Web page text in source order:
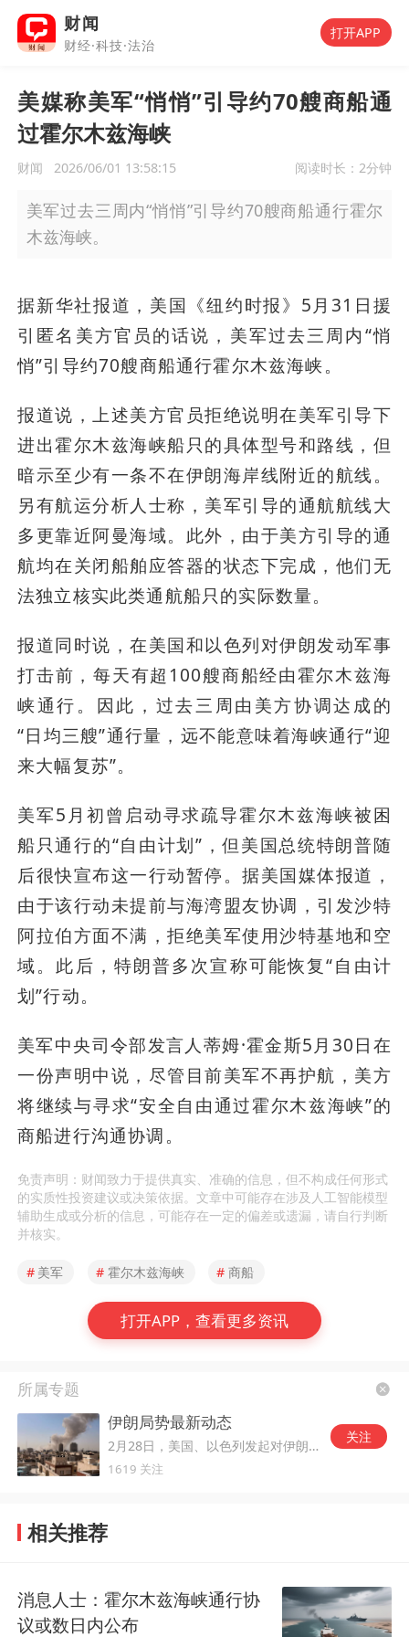
财闻
财经·科技·法治
打开APP
美媒称美军“悄悄”引导约70艘商船通
过霍尔木兹海峡
财闻 2026/06/01 13:58:15 阅读时长： 2分钟
美军过去三周内“悄悄”引导约70艘商船通行霍尔
木兹海峡。
据新华社报道，美国《纽约时报》5月31日援
引匿名美方官员的话说，美军过去三周内“悄
悄”引导约70艘商船通行霍尔木兹海峡。
报道说，上述美方官员拒绝说明在美军引导下
进出霍尔木兹海峡船只的具体型号和路线，但
暗示至少有一条不在伊朗海岸线附近的航线。
另有航运分析人士称，美军引导的通航航线大
多更靠近阿曼海域。此外，由于美方引导的通
航均在关闭船舶应答器的状态下完成，他们无
法独立核实此类通航船只的实际数量。
报道同时说，在美国和以色列对伊朗发动军事
打击前，每天有超100艘商船经由霍尔木兹海
峡通行。因此，过去三周由美方协调达成的
“日均三艘”通行量，远不能意味着海峡通行“迎
来大幅复苏”。
美军5月初曾启动寻求疏导霍尔木兹海峡被困
船只通行的“自由计划”，但美国总统特朗普随
后很快宣布这一行动暂停。据美国媒体报道，
由于该行动未提前与海湾盟友协调，引发沙特
阿拉伯方面不满，拒绝美军使用沙特基地和空
域。此后，特朗普多次宣称可能恢复“自由计
划”行动。
美军中央司令部发言人蒂姆·霍金斯5月30日在
一份声明中说，尽管目前美军不再护航，美方
将继续与寻求“安全自由通过霍尔木兹海峡”的
商船进行沟通协调。
免责声明：财闻致力于提供真实、准确的信息，但不构成任何形式
的实质性投资建议或决策依据。文章中可能存在涉及人工智能模型
辅助生成或分析的信息，可能存在一定的偏差或遗漏，请自行判断
并核实。
# 美军 # 霍尔木兹海峡 # 商船
打开APP，查看更多资讯
所属专题
伊朗局势最新动态
2月28日，美国、以色列发起对伊朗的军事打击。
1619 关注
关注
相关推荐
消息人士：霍尔木兹海峡通行协
议或数日内公布